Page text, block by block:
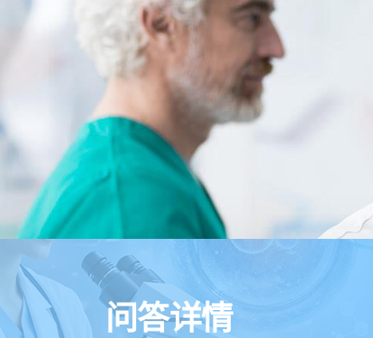
问答详情